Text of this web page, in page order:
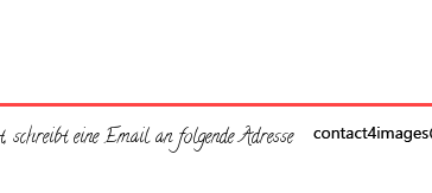
eine Email an folgende Adresse